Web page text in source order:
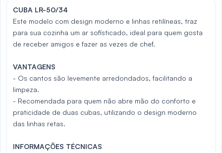
CUBA LR-50/34
Este modelo com design moderno e linhas retilíneas, traz
para sua cozinha um ar sofisticado, ideal para quem gosta
de receber amigos e fazer as vezes de chef.
VANTAGENS
- Os cantos são levemente arredondados, facilitando a
limpeza.
- Recomendada para quem não abre mão do conforto e
praticidade de duas cubas, utilizando o design moderno
das linhas retas.
INFORMAÇÕES TÉCNICAS